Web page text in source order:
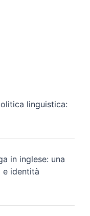
linguistica:
in inglese: una
e identità